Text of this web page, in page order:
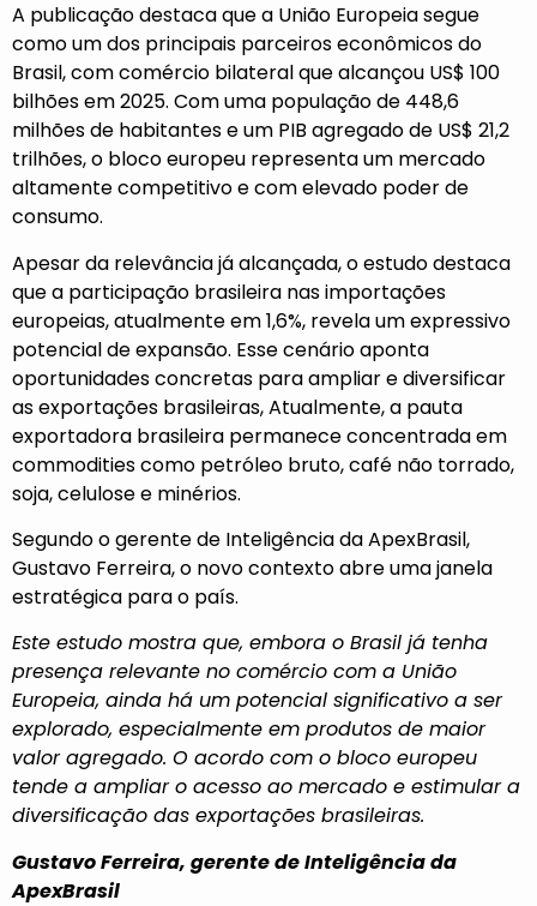
A publicação destaca que a União Europeia segue
como um dos principais parceiros econômicos do
Brasil, com comércio bilateral que alcançou US$ 100
bilhões em 2025. Com uma população de 448,6
milhões de habitantes e um PIB agregado de US$ 21,2
trilhões, o bloco europeu representa um mercado
altamente competitivo e com elevado poder de
consumo.
Apesar da relevância já alcançada, o estudo destaca
que a participação brasileira nas importações
europeias, atualmente em 1,6%, revela um expressivo
potencial de expansão. Esse cenário aponta
oportunidades concretas para ampliar e diversificar
as exportações brasileiras, Atualmente, a pauta
exportadora brasileira permanece concentrada em
commodities como petróleo bruto, café não torrado,
soja, celulose e minérios.
Segundo o gerente de Inteligência da ApexBrasil,
Gustavo Ferreira, o novo contexto abre uma janela
estratégica para o país.
Este estudo mostra que, embora o Brasil já tenha
presença relevante no comércio com a União
Europeia, ainda há um potencial significativo a ser
explorado, especialmente em produtos de maior
valor agregado. O acordo com o bloco europeu
tende a ampliar o acesso ao mercado e estimular a
diversificação das exportações brasileiras.
Gustavo Ferreira, gerente de Inteligência da
ApexBrasil